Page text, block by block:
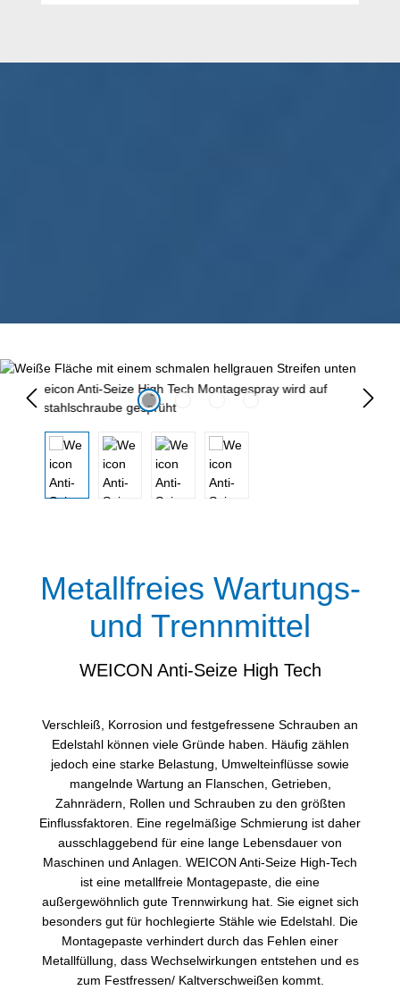
Bildergalerie überspringen
Metallfreies Wartungs-
und Trennmittel
WEICON Anti-Seize High Tech
Verschleiß, Korrosion und festgefressene Schrauben an
Edelstahl können viele Gründe haben. Häufig zählen
jedoch eine starke Belastung, Umwelteinflüsse sowie
mangelnde Wartung an Flanschen, Getrieben,
Zahnrädern, Rollen und Schrauben zu den größten
Einflussfaktoren. Eine regelmäßige Schmierung ist daher
ausschlaggebend für eine lange Lebensdauer von
Maschinen und Anlagen. WEICON Anti-Seize High-Tech
ist eine metallfreie Montagepaste, die eine
außergewöhnlich gute Trennwirkung hat. Sie eignet sich
besonders gut für hochlegierte Stähle wie Edelstahl. Die
Montagepaste verhindert durch das Fehlen einer
Metallfüllung, dass Wechselwirkungen entstehen und es
zum Festfressen/ Kaltverschweißen kommt.